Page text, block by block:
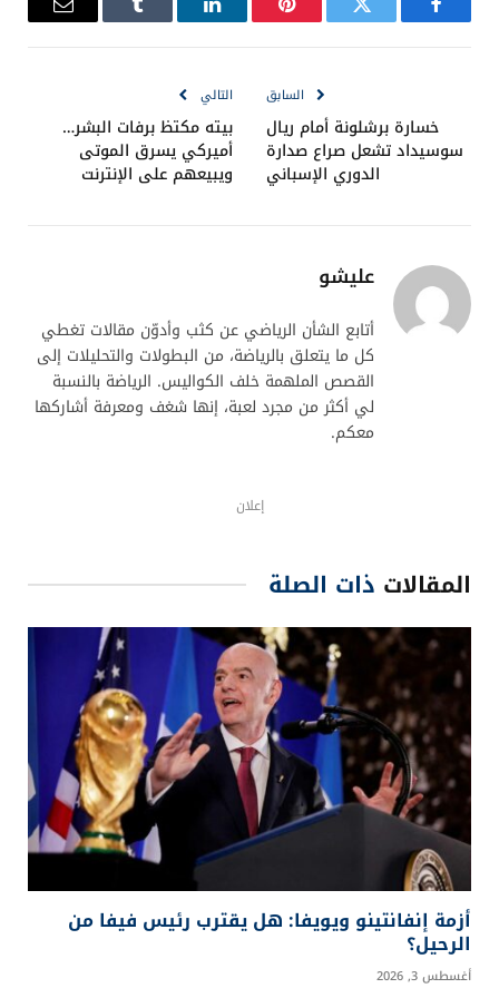
النتيجة طوال الدقائق المتبقية من الشوطين الإضافيين، إلا
الانتصار الصعب والثمين في
نهائي كأس أمم أفريقيا
2025 ، يضيف المنتخب السنغالي لقبه القاري الثاني، مكرسًا
عقدة الهزيمة لأصحاب الأرض في النهائيات القارية، بينما
ترك الجماهير المغربية في حالة من الذهول والحسرة على
إبراهيم دياز
كأس أمم أفريقيا 2025
منتخب السنغال
منتخب المغرب نهائي الكان